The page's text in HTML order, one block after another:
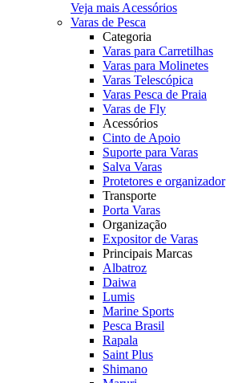
Veja mais Acessórios
Varas de Pesca
Categoria
Varas para Carretilhas
Varas para Molinetes
Varas Telescópica
Varas Pesca de Praia
Varas de Fly
Acessórios
Cinto de Apoio
Suporte para Varas
Salva Varas
Protetores e organizador
Transporte
Porta Varas
Organização
Expositor de Varas
Principais Marcas
Albatroz
Daiwa
Lumis
Marine Sports
Pesca Brasil
Rapala
Saint Plus
Shimano